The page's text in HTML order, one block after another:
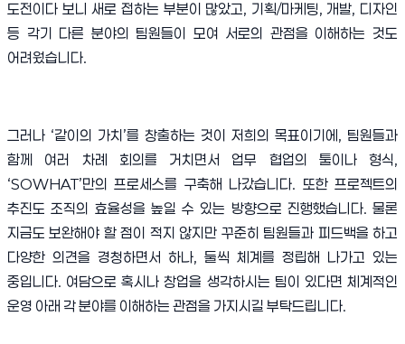
도전이다 보니 새로 접하는 부분이 많았고, 기획/마케팅, 개발, 디자인
등 각기 다른 분야의 팀원들이 모여 서로의 관점을 이해하는 것도
어려웠습니다.
그러나 ‘같이의 가치 ’를 창출하는 것이 저희의 목표이기에 , 팀원들과
함께 여러 차례 회의를 거치면서 업무 협업의 툴이나 형식,
‘SOWHAT’만의 프로세스를 구축해 나갔습니다. 또한 프로젝트의
추진도 조직의 효율성을 높일 수 있는 방향으로 진행했습니다. 물론
지금도 보완해야 할 점이 적지 않지만 꾸준히 팀원들과 피드백을 하고
다양한 의견을 경청하면서 하나, 둘씩 체계를 정립해 나가고 있는
중입니다. 여담으로 혹시나 창업을 생각하시는 팀이 있다면 체계적인
운영 아래 각 분야를 이해하는 관점을 가지시길 부탁드립니다.